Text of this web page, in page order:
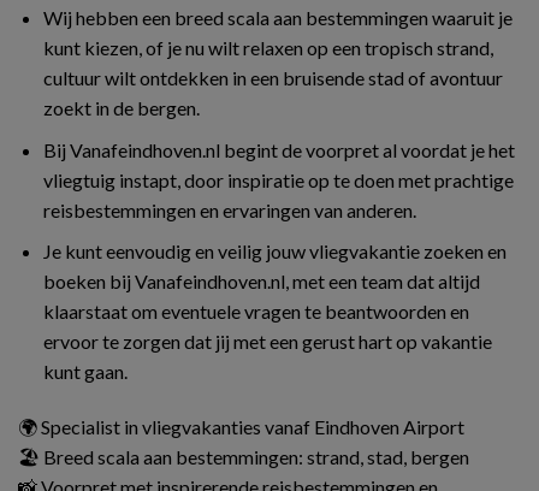
Wij hebben een breed scala aan bestemmingen waaruit je
kunt kiezen, of je nu wilt relaxen op een tropisch strand,
cultuur wilt ontdekken in een bruisende stad of avontuur
zoekt in de bergen.
Bij Vanafeindhoven.nl begint de voorpret al voordat je het
vliegtuig instapt, door inspiratie op te doen met prachtige
reisbestemmingen en ervaringen van anderen.
Je kunt eenvoudig en veilig jouw vliegvakantie zoeken en
boeken bij Vanafeindhoven.nl, met een team dat altijd
klaarstaat om eventuele vragen te beantwoorden en
ervoor te zorgen dat jij met een gerust hart op vakantie
kunt gaan.
🌍 Specialist in vliegvakanties vanaf Eindhoven Airport
🏖️ Breed scala aan bestemmingen: strand, stad, bergen